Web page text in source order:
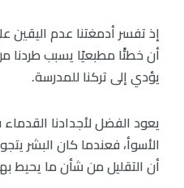
إذ تفسر أدمغتنا عدم اليقين
أن خطئًا مطبعيًا يسبب طردنا
يؤدي إلى تركنا للمدرسة.
يعود الفضل لأجدادنا
الأسوأ، فعندما كان البشر
أن التقليل من شأن ما يحيط